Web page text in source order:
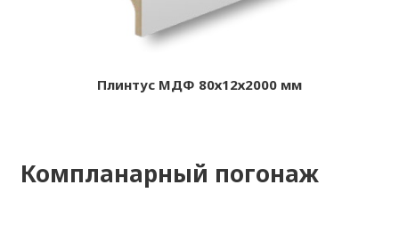
Плинтус МДФ 80х12х2000 мм
Компланарный погонаж